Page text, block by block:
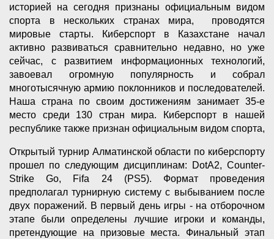
историей на сегодня признаны официальным видом
спорта в нескольких странах мира, проводятся
мировые старты. Киберспорт в Казахстане начал
активно развиваться сравнительно недавно, но уже
сейчас, с развитием информационных технологий,
завоевал огромную популярность и собрал
многотысячную армию поклонников и последователей.
Наша страна по своим достижениям занимает 35-е
место среди 130 стран мира. Киберспорт в нашей
республике также признан официальным видом спорта,
Открытый турнир Алматинской области по киберспорту
прошел по следующим дисциплинам: DotA2, Counter-
Strike Go, Fifa 24 (PS5). Формат проведения
предполагал турнирную систему с выбыванием после
двух поражений. В первый день игры - на отборочном
этапе были определены лучшие игроки и команды,
претендующие на призовые места. Финальный этап